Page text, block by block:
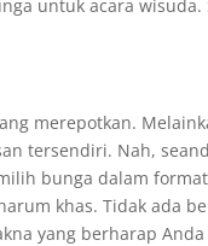
untuk acara wisuda.
merepotkan.
tersendiri. Nah,
bunga dalam
khas. Tidak ada
yang berharap